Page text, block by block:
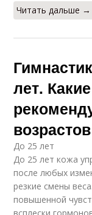
Читать дальше →
лет.
возрастов
До 25 лет
До 25 лет кожа
после любых
резкие смены
повышенной